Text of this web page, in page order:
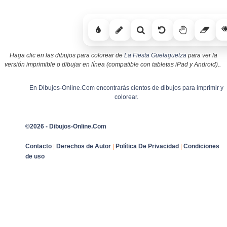
Haga clic en las dibujos para colorear de La Fiesta Guelaguetza para ver la
versión imprimible o dibujar en línea (compatible con tabletas iPad y Android)..
En Dibujos-Online.Com encontrarás cientos de dibujos para imprimir y
colorear.
©2026 - Dibujos-Online.Com
Contacto Derechos de Autor Política De Privacidad
Condiciones
de uso